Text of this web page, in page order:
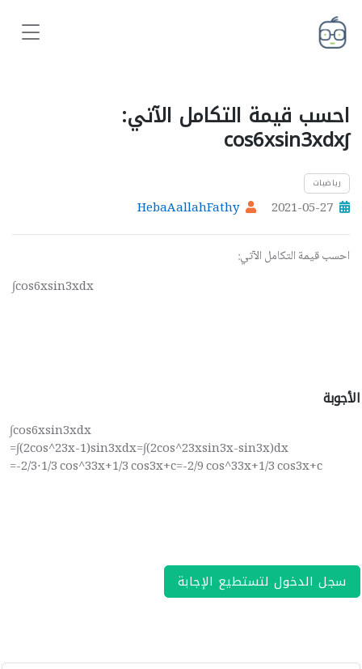
احسب قيمة التكامل الآتي:
∫cos⁡6xsin⁡3xdx
رياضيات
2021-05-27
HebaAallahFathy
احسب قيمة التكامل الآتي:
∫cos⁡6xsin⁡3xdx
الأجوبة
∫cos⁡6xsin⁡3xdx
=∫(2cos^2⁡3x-1)sin⁡3xdx=∫(2cos^2⁡3xsin⁡3x-sin⁡3x)dx
=-2/3⋅1/3 cos^3⁡3x+1/3 cos⁡3x+c=-2/9 cos^3⁡3x+1/3 cos⁡3x+c
سجل الدخول لتستطيع الإجابة